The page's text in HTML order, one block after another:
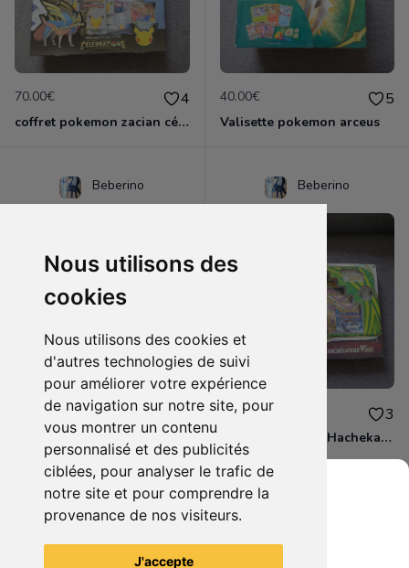
Nous utilisons des
cookies
Nous utilisons des cookies et
d'autres technologies de suivi
pour améliorer votre expérience
de navigation sur notre site, pour
vous montrer un contenu
personnalisé et des publicités
ciblées, pour analyser le trafic de
notre site et pour comprendre la
provenance de nos visiteurs.
J'accepte
70.00€ 4
coffret pokemon zacian célébrations 25 ans FR
40.00€ 5
Valisette pokemon arceus
Beberino
35.00€ 2
coffret pokemon viridium V
Beberino
57.00€ 3
coffret pokemon Hachekateur V star
Voir tous les articles du vendeur
Grenier du Geek